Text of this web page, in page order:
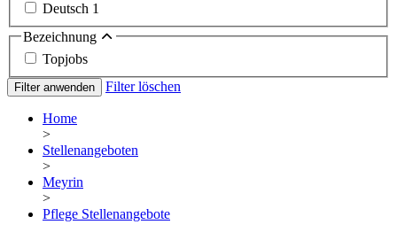
Deutsch 1
Bezeichnung
Topjobs
Filter anwenden Filter löschen
Home
>
Stellenangeboten
>
Meyrin
>
Pflege Stellenangebote